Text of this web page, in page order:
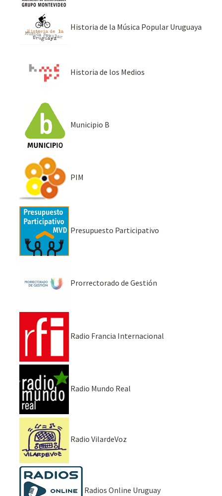
Historia de la Música Popular Uruguaya
Historia de los Medios
Municipio B
PIM
Presupuesto Participativo
Prorrectorado de Gestión
Radio Francia Internacional
Radio Mundo Real
Radio VilardeVoz
Radios Online Uruguay